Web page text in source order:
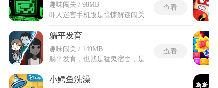
趣味闯关 / 98MB
吓人迷宫手机版是惊悚解谜闯关类游戏，游戏以错综复杂的迷宫场景为核心载体，融合沉浸式惊悚氛围与趣味解谜闯关玩法，全程依靠屏幕滑动操控光标移动探索路径。吓人迷宫手机版依托手机触控操作模式优化了整体游玩体验，摒弃电脑端繁琐操控逻辑。游玩过程中需要精准把控行进路线，规避迷宫墙体与隐藏陷阱，同时应对随机触发的惊悚画面与音效突袭。随着闯关进程推进，迷宫路线的复杂程度持续提升，隐藏的突发惊吓桥段也更加密集，能让玩家在移动端随时体验沉浸式的迷宫冒险乐趣。
查看
躺平发育
趣味闯关 / 149MB
查看
小鳄鱼洗澡